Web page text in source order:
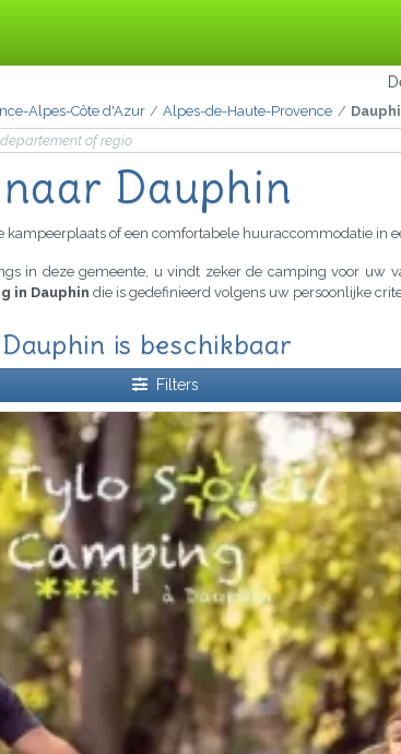
Alpes-Côte d'Azur Alpes-de-Haute-Provence
Dauphin
kampeerplaats of een comfortabele huuraccommodatie in
in deze gemeente, u vindt zeker de camping voor uw
in Dauphin die is gedefinieerd volgens uw persoonlijke
is beschikbaar
Filters